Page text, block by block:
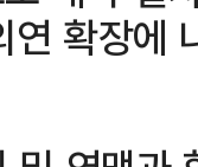
확장에